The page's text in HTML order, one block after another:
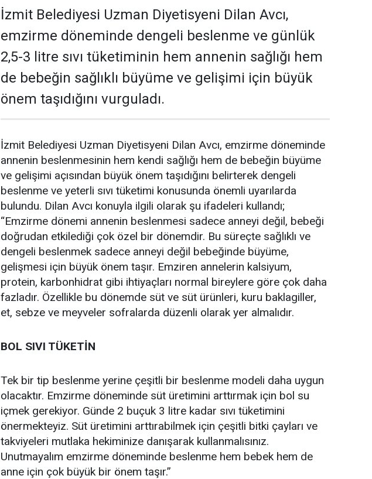
İzmit Belediyesi Uzman Diyetisyeni Dilan Avcı,
emzirme döneminde dengeli beslenme ve günlük
2,5-3 litre sıvı tüketiminin hem annenin sağlığı hem
de bebeğin sağlıklı büyüme ve gelişimi için büyük
önem taşıdığını vurguladı.
İzmit Belediyesi Uzman Diyetisyeni Dilan Avcı, emzirme döneminde
annenin beslenmesinin hem kendi sağlığı hem de bebeğin büyüme
ve gelişimi açısından büyük önem taşıdığını belirterek dengeli
beslenme ve yeterli sıvı tüketimi konusunda önemli uyarılarda
bulundu. Dilan Avcı konuyla ilgili olarak şu ifadeleri kullandı;
“Emzirme dönemi annenin beslenmesi sadece anneyi değil, bebeği
doğrudan etkilediği çok özel bir dönemdir. Bu süreçte sağlıklı ve
dengeli beslenmek sadece anneyi değil bebeğinde büyüme,
gelişmesi için büyük önem taşır. Emziren annelerin kalsiyum,
protein, karbonhidrat gibi ihtiyaçları normal bireylere göre çok daha
fazladır. Özellikle bu dönemde süt ve süt ürünleri, kuru baklagiller,
et, sebze ve meyveler sofralarda düzenli olarak yer almalıdır.
BOL SIVI TÜKETİN
Tek bir tip beslenme yerine çeşitli bir beslenme modeli daha uygun
olacaktır. Emzirme döneminde süt üretimini arttırmak için bol su
içmek gerekiyor. Günde 2 buçuk 3 litre kadar sıvı tüketimini
önermekteyiz. Süt üretimini arttırabilmek için çeşitli bitki çayları ve
takviyeleri mutlaka hekiminize danışarak kullanmalısınız.
Unutmayalım emzirme döneminde beslenme hem bebek hem de
anne için çok büyük bir önem taşır.”